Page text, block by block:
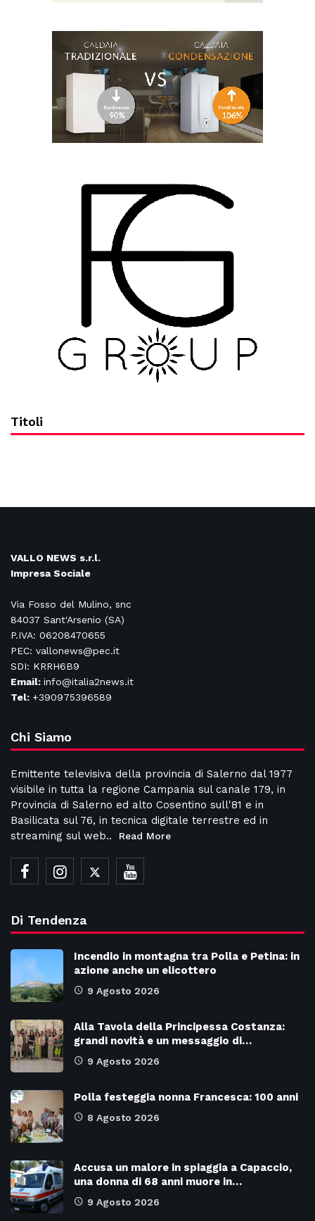
Titoli
VALLO NEWS s.r.l.
Impresa Sociale
Via Fosso del Mulino, snc
84037 Sant'Arsenio (SA)
P.IVA: 06208470655
PEC: vallonews@pec.it
SDI: KRRH6B9
Email: info@italia2news.it
Tel: +390975396589
Chi Siamo
Emittente televisiva della provincia di Salerno dal 1977
visibile in tutta la regione Campania sul canale 179, in
Provincia di Salerno ed alto Cosentino sull'81 e in
Basilicata sul 76, in tecnica digitale terrestre ed in
streaming sul web..
Read More
Di Tendenza
Incendio in montagna tra Polla e Petina: in
azione anche un elicottero
9 Agosto 2026
Alla Tavola della Principessa Costanza:
grandi novità e un messaggio di…
9 Agosto 2026
Polla festeggia nonna Francesca: 100 anni
8 Agosto 2026
Accusa un malore in spiaggia a Capaccio,
una donna di 68 anni muore in…
9 Agosto 2026